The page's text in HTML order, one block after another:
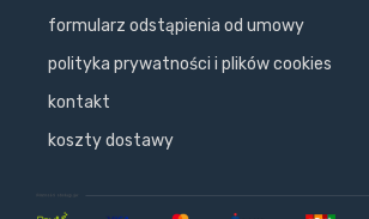
formularz odstąpienia od umowy
polityka prywatności i plików cookies
kontakt
koszty dostawy